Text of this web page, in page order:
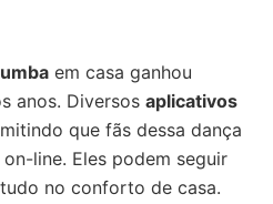
em casa ganhou
anos. Diversos aplicativos
que fãs dessa dança
line. Eles podem seguir
no conforto de casa.